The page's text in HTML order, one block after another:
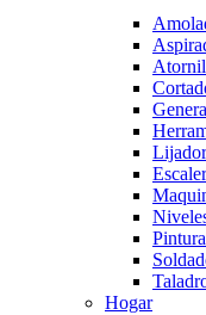
Hogar